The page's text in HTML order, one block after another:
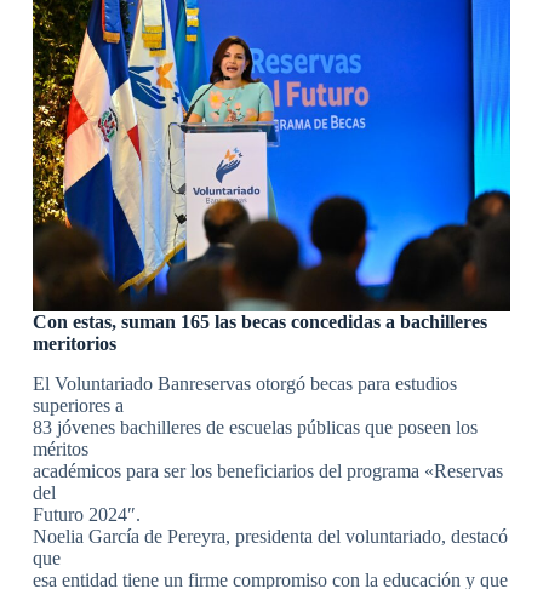
Con estas, suman 165 las becas concedidas a bachilleres
meritorios
El Voluntariado Banreservas otorgó becas para estudios
superiores a
83 jóvenes bachilleres de escuelas públicas que poseen los
méritos
académicos para ser los beneficiarios del programa «Reservas
del
Futuro 2024″.
Noelia García de Pereyra, presidenta del voluntariado, destacó
que
esa entidad tiene un firme compromiso con la educación y que